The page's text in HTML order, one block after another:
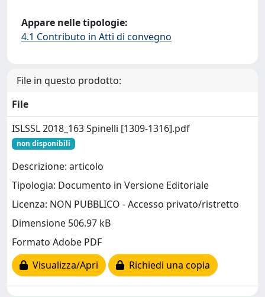
Appare nelle tipologie:
4.1 Contributo in Atti di convegno
File in questo prodotto:
File
ISLSSL 2018_163 Spinelli [1309-1316].pdf
non disponibili
Descrizione: articolo
Tipologia: Documento in Versione Editoriale
Licenza: NON PUBBLICO - Accesso privato/ristretto
Dimensione 506.97 kB
Formato Adobe PDF
Visualizza/Apri
Richiedi una copia